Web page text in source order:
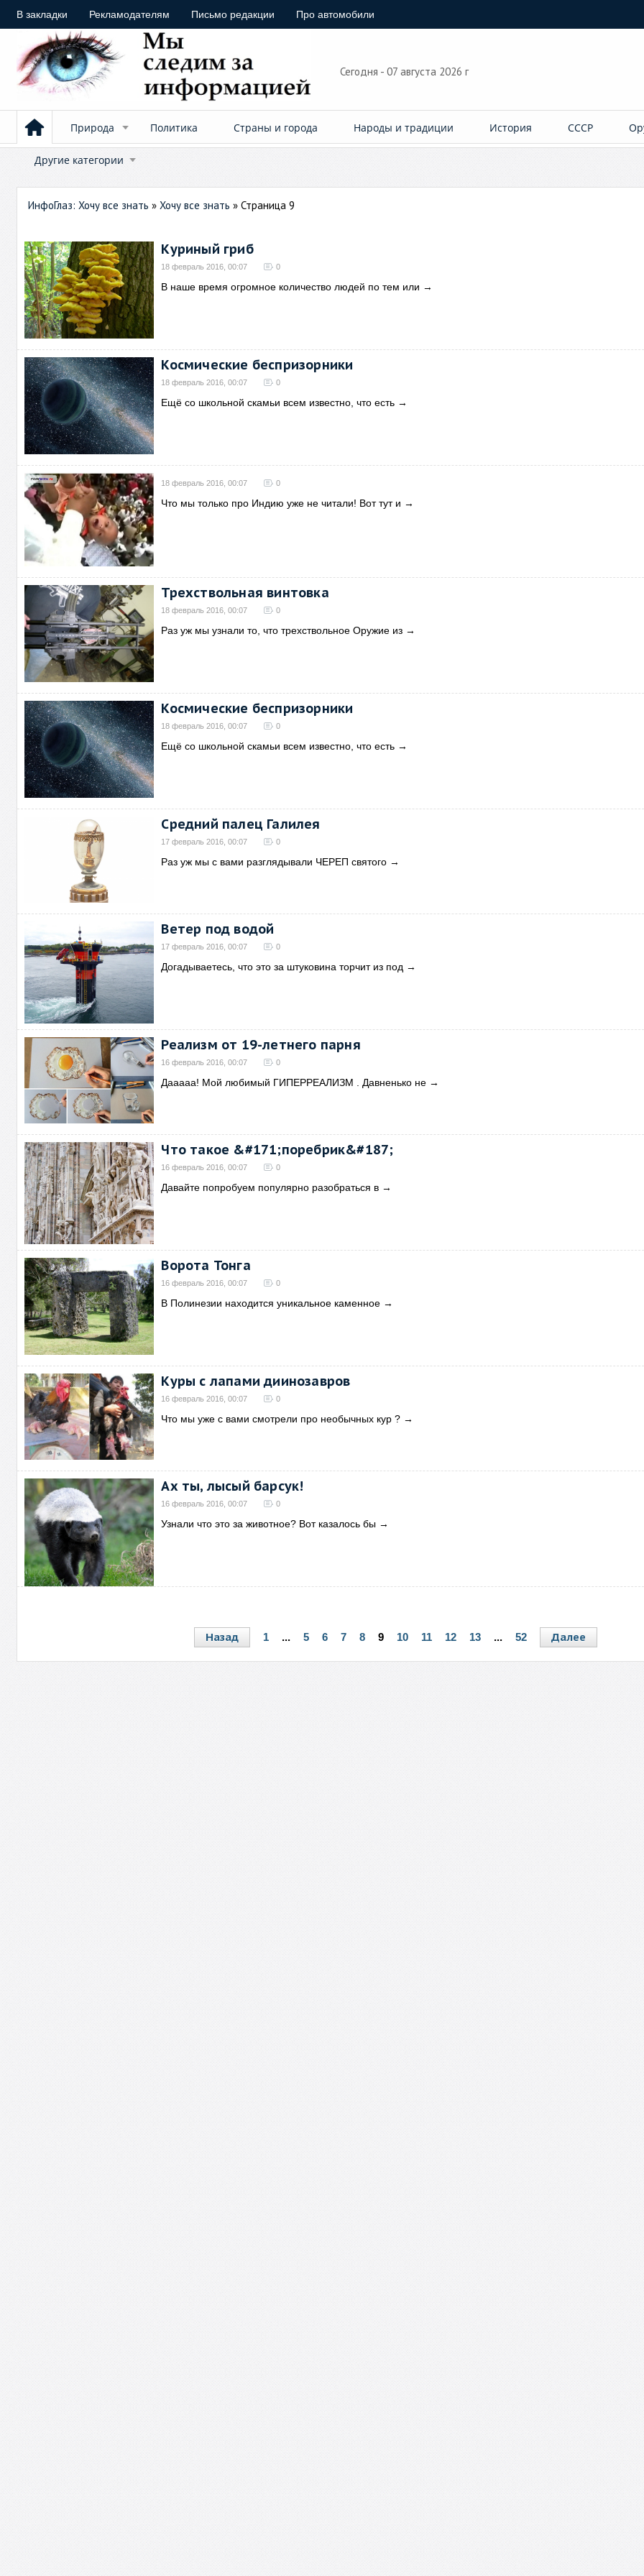
В закладки Рекламодателям Письмо редакции Про автомобили
Сегодня - 07 августа 2026 г
Природа Политика Страны и города Народы и традиции История СССР
Другие категории
ИнфоГлаз: Хочу все знать »Хочу все знать » Страница 9
Куриный гриб
18 февраль 2016, 00:07 0
В наше время огромное количество людей по тем или →
Космические беспризорники
18 февраль 2016, 00:07 0
Ещё со школьной скамьи всем известно, что есть →
18 февраль 2016, 00:07 0
Что мы только про Индию уже не читали! Вот тут и →
Трехствольная винтовка
18 февраль 2016, 00:07 0
Раз уж мы узнали то, что трехствольное Оружие из →
Космические беспризорники
18 февраль 2016, 00:07 0
Ещё со школьной скамьи всем известно, что есть →
Средний палец Галилея
17 февраль 2016, 00:07 0
Раз уж мы с вами разглядывали ЧЕРЕП святого →
Ветер под водой
17 февраль 2016, 00:07 0
Догадываетесь, что это за штуковина торчит из под →
Реализм от 19-летнего парня
16 февраль 2016, 00:07 0
Дааааа! Мой любимый ГИПЕРРЕАЛИЗМ . Давненько не →
Что такое &#171;поребрик&#187;
16 февраль 2016, 00:07 0
Давайте попробуем популярно разобраться в →
Ворота Тонга
16 февраль 2016, 00:07 0
В Полинезии находится уникальное каменное →
Куры с лапами диинозавров
16 февраль 2016, 00:07 0
Что мы уже с вами смотрели про необычных кур ? →
Ах ты, лысый барсук!
16 февраль 2016, 00:07 0
Узнали что это за животное? Вот казалось бы →
Назад 1 ... 5 6 7 8 9 10 11 12 13 ... 52 Далее